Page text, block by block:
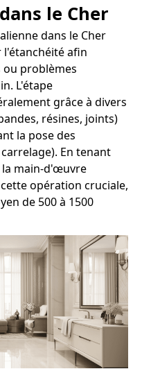
le Cher
dans le Cher
afin
problèmes
L'étape
grâce à divers
résines, joints)
la pose des
En tenant
main-d'œuvre
opération cruciale,
de 500 à 1500